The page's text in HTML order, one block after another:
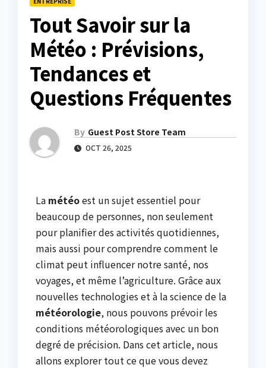
Tout Savoir sur la
Météo : Prévisions,
Tendances et
Questions Fréquentes
By Guest Post Store Team
OCT 26, 2025
La météoest un sujet essentiel pour
beaucoup de personnes, non seulement
pour planifier des activités quotidiennes,
mais aussi pour comprendre comment le
climat peut influencer notre santé, nos
voyages, et même l’agriculture. Grâce aux
nouvelles technologies et à la science de la
météorologie, nous pouvons prévoir les
conditions météorologiques avec un bon
degré de précision. Dans cet article, nous
allons explorer tout ce que vous devez